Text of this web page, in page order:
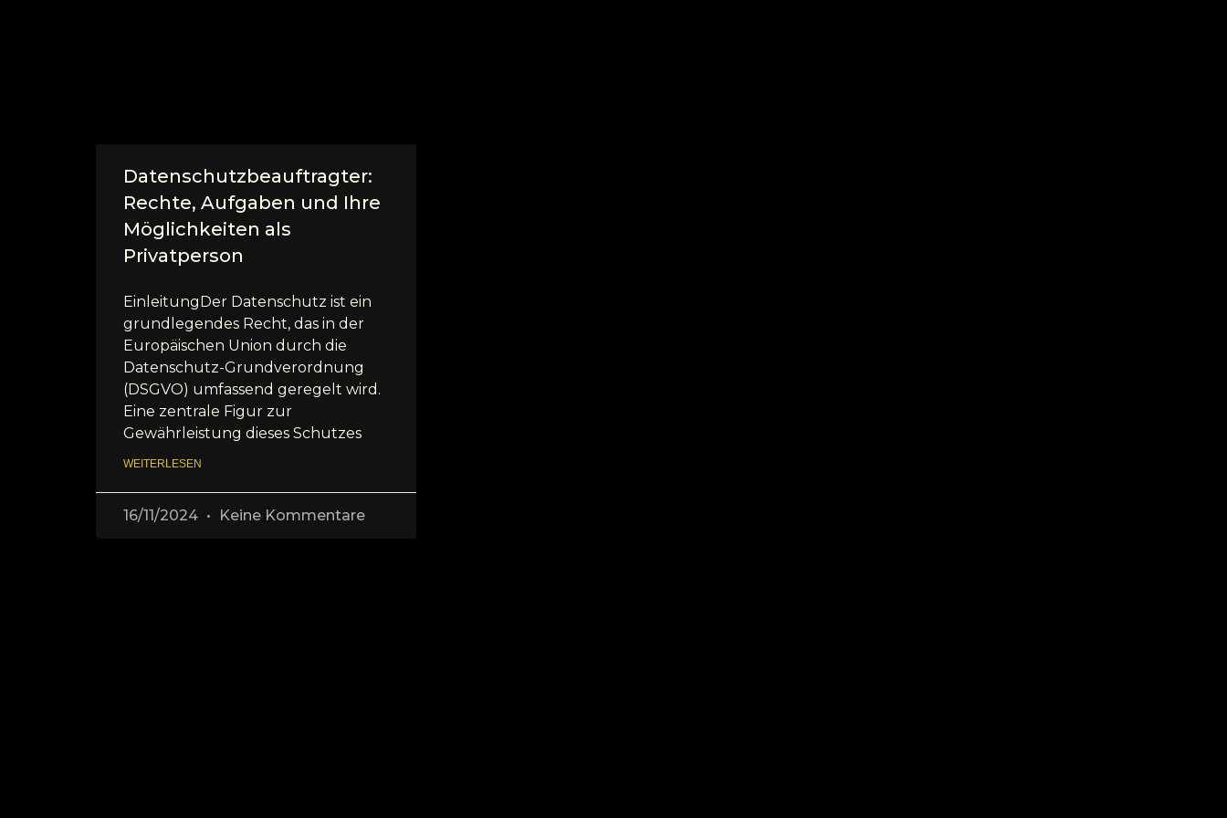
Datenschutzbeauftragter:
Rechte, Aufgaben und Ihre
Möglichkeiten als
Privatperson
EinleitungDer Datenschutz ist ein
grundlegendes Recht, das in der
Europäischen Union durch die
Datenschutz-Grundverordnung
(DSGVO) umfassend geregelt wird.
Eine zentrale Figur zur
Gewährleistung dieses Schutzes
WEITERLESEN
16/11/2024 Keine Kommentare